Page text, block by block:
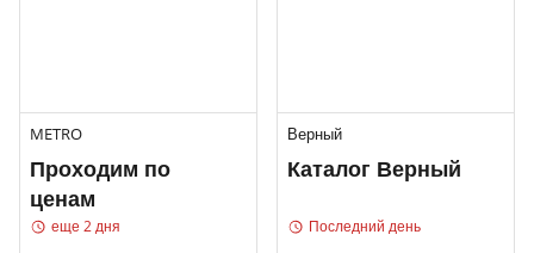
METRO
Проходим по
ценам
еще 2 дня
Верный
Каталог Верный
Последний день